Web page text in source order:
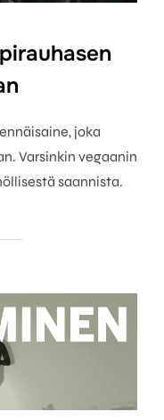
joka
Varsinkin vegaanin
saannista.